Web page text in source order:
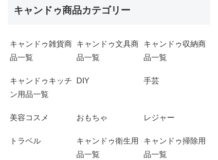
キャンドゥ商品カテゴリー
キャンドゥ雑貨商
品一覧
キャンドゥ文具商
品一覧
キャンドゥ収納商
品一覧
キャンドゥキッチ
ン用品一覧
DIY 手芸
美容コスメ おもちゃ レジャー
トラベル
キャンドゥ衛生用
品一覧
キャンドゥ掃除用
品一覧